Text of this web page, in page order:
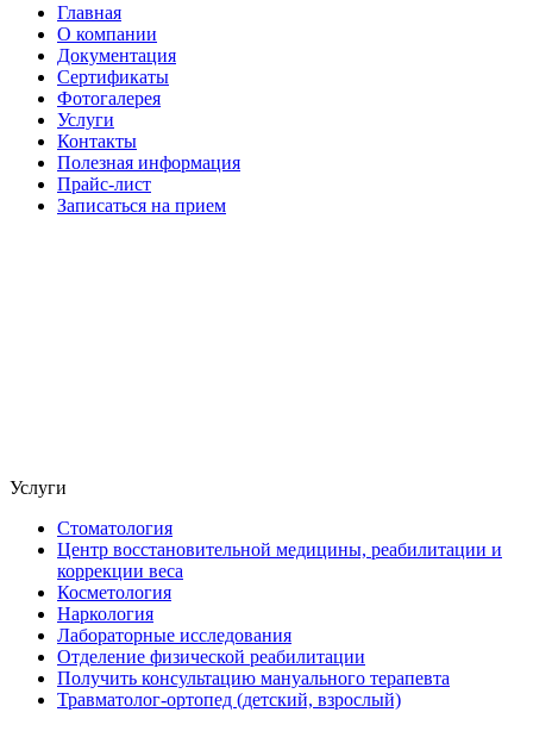
Главная
О компании
Документация
Сертификаты
Фотогалерея
Услуги
Контакты
Полезная информация
Прайс-лист
Записаться на прием
Услуги
Стоматология
Центр восстановительной медицины, реабилитации и
коррекции веса
Косметология
Наркология
Лабораторные исследования
Отделение физической реабилитации
Получить консультацию мануального терапевта
Травматолог-ортопед (детский, взрослый)